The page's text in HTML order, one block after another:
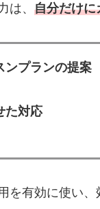
は、 自分だけに
ンプランの提案
た対応
を有効に使い